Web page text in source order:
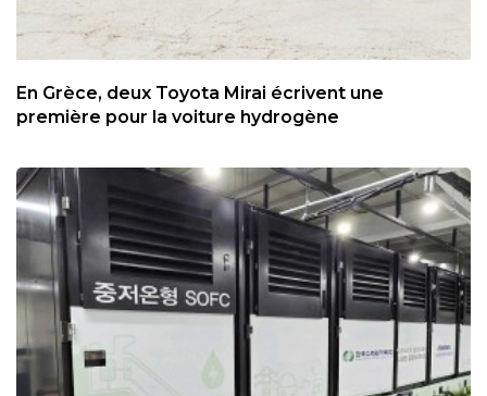
En Grèce, deux Toyota Mirai écrivent une
première pour la voiture hydrogène